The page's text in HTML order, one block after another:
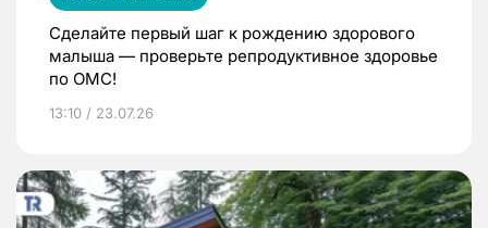
Сделайте первый шаг к рождению здорового
малыша — проверьте репродуктивное здоровье
по ОМС!
13:10 / 23.07.26